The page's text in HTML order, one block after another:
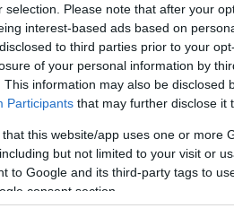
selection. Please note that after your
interest-based ads based on
to third parties prior to your
of your personal information by
This information may also be disclosed
Participants that may further disclose it
that this website/app uses one or more
but not limited to your visit or
to Google and its third-party tags to
consent section.
, finalista diItalia’s Got
del duo Nuzzo e Di
e la coppia formata da
sui social comeThe
a leggere dopo la pubblicità